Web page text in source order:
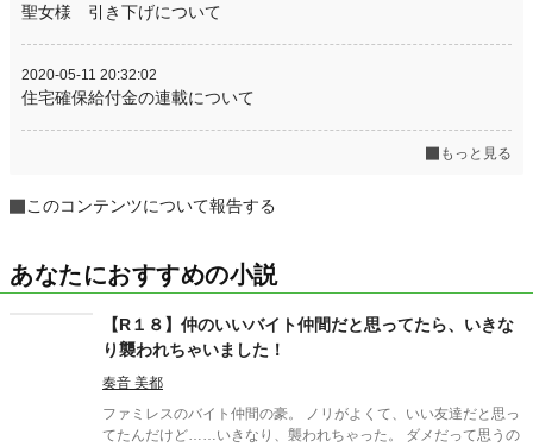
聖女様 引き下げについて
2020-05-11 20:32:02
住宅確保給付金の連載について
もっと見る
このコンテンツについて報告する
あなたにおすすめの小説
【R１８】仲のいいバイト仲間だと思ってたら、いきな
り襲われちゃいました！
奏音 美都
ファミレスのバイト仲間の豪。 ノリがよくて、いい友達だと思っ
てたんだけど……いきなり、襲われちゃった。 ダメだって思うの